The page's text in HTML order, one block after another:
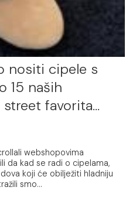
nositi cipele s
15 naših
favorita…
webshopovima
da kad se radi o cipelama,
koji će obilježiti hladniju
smo...